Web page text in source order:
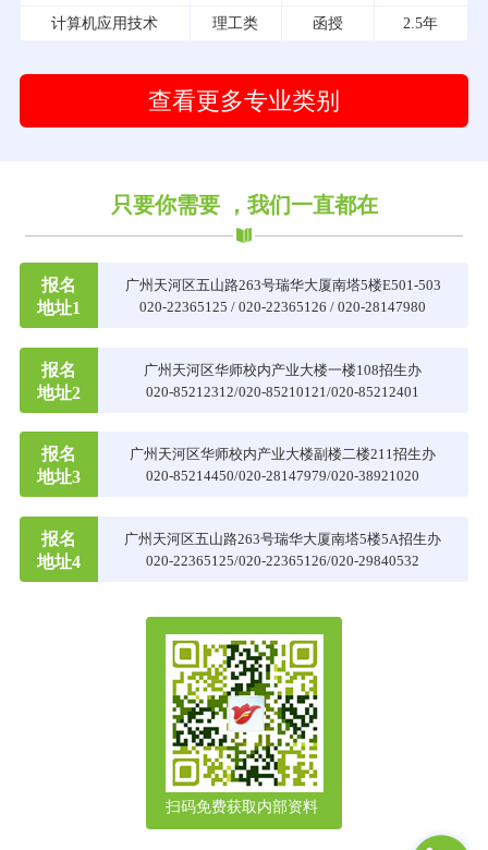
计算机应用技术
理工类 函授 2.5年
查看更多专业类别
只要你需要 ，我们一直都在
报名
地址1
广州天河区五山路263号瑞华大厦南塔5楼E501-503
020-22365125 / 020-22365126 / 020-28147980
报名
地址2
广州天河区华师校内产业大楼一楼108招生办
020-85212312/020-85210121/020-85212401
报名
地址3
广州天河区华师校内产业大楼副楼二楼211招生办
020-85214450/020-28147979/020-38921020
报名
地址4
广州天河区五山路263号瑞华大厦南塔5楼5A招生办
020-22365125/020-22365126/020-29840532
扫码免费获取内部资料